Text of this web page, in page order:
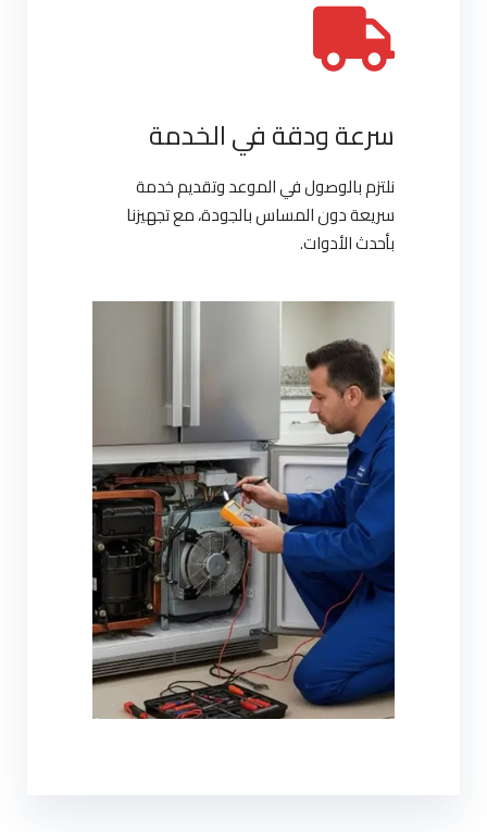
سرعة ودقة في الخدمة
نلتزم بالوصول في الموعد وتقديم خدمة
سريعة دون المساس بالجودة، مع تجهيزنا
بأحدث الأدوات.